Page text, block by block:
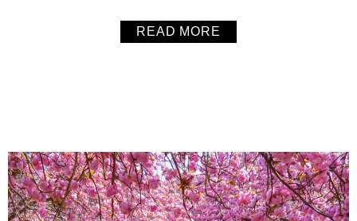
天～也太好吃了！當然也可以做成貝果三明治，或是抹上果
READ MORE
About